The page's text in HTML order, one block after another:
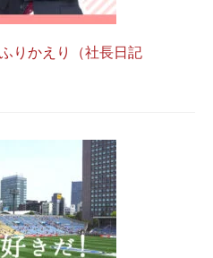
りかえり（社長日記